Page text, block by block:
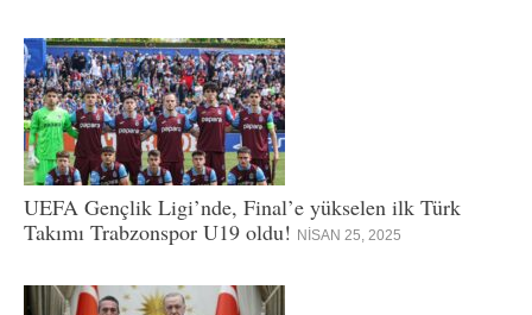
UEFA Gençlik Ligi’nde, Final’e yükselen ilk Türk
Takımı Trabzonspor U19 oldu! NISAN 25, 2025